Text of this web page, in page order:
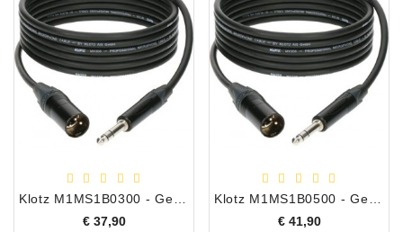
€ 37,90Prijs
€ 41,90Prijs